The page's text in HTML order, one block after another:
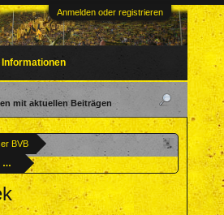
Anmelden oder registrieren
BVB
BVBler
mit aktuellen Beiträgen
Informationen